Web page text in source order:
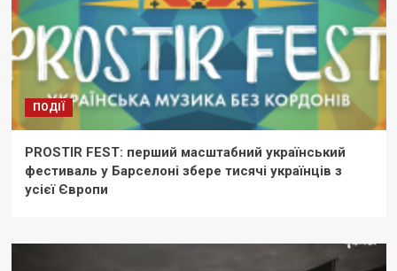
ПОДІЇ
PROSTIR FEST: перший масштабний український
фестиваль у Барселоні збере тисячі українців з
усієї Європи